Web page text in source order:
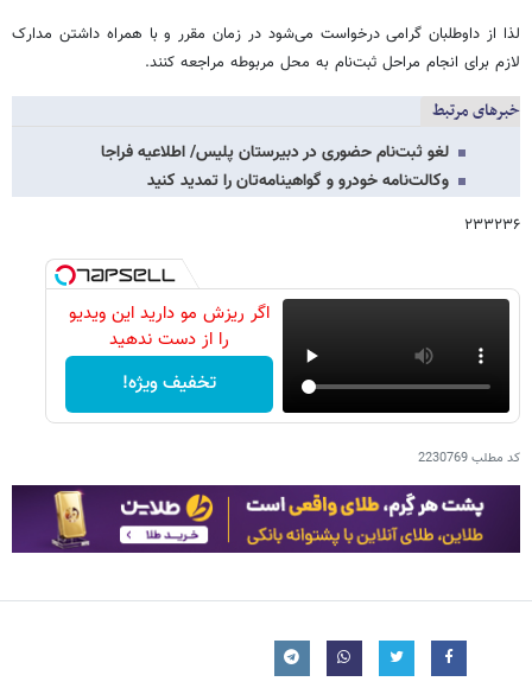
لذا از داوطلبان گرامی درخواست می‌شود در زمان مقرر و با همراه داشتن مدارک
لازم برای انجام مراحل ثبت‌نام به محل مربوطه مراجعه کنند.
خبرهای مرتبط
لغو ثبت‌نام حضوری در دبیرستان پلیس/ اطلاعیه فراجا
وکالت‌نامه خودرو و گواهینامه‌تان را تمدید کنید
۲۳۳۲۳۶
اگر ریزش مو دارید این ویدیو
را از دست ندهید
تخفیف ویژه!
کد مطلب2230769